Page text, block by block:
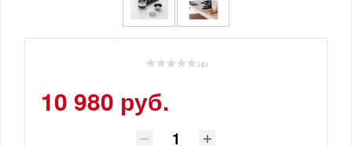
( 0 )
10 980 руб.